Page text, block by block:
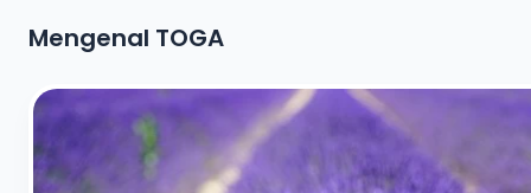
Mengenal TOGA